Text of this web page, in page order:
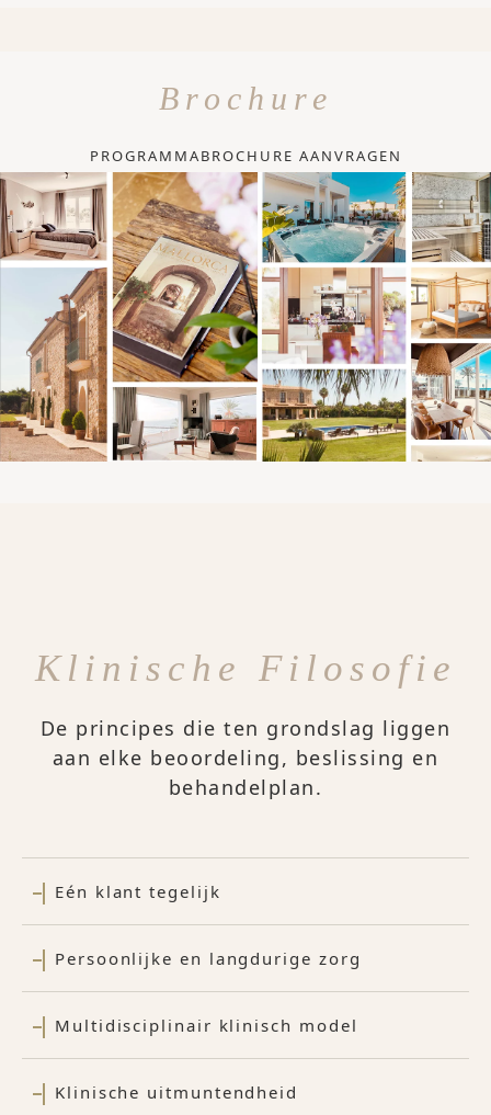
Brochure
PROGRAMMABROCHURE AANVRAGEN
Klinische Filosofie
De principes die ten grondslag liggen
aan elke beoordeling, beslissing en
behandelplan.
Eén klant tegelijk
Persoonlijke en langdurige zorg
Multidisciplinair klinisch model
Klinische uitmuntendheid